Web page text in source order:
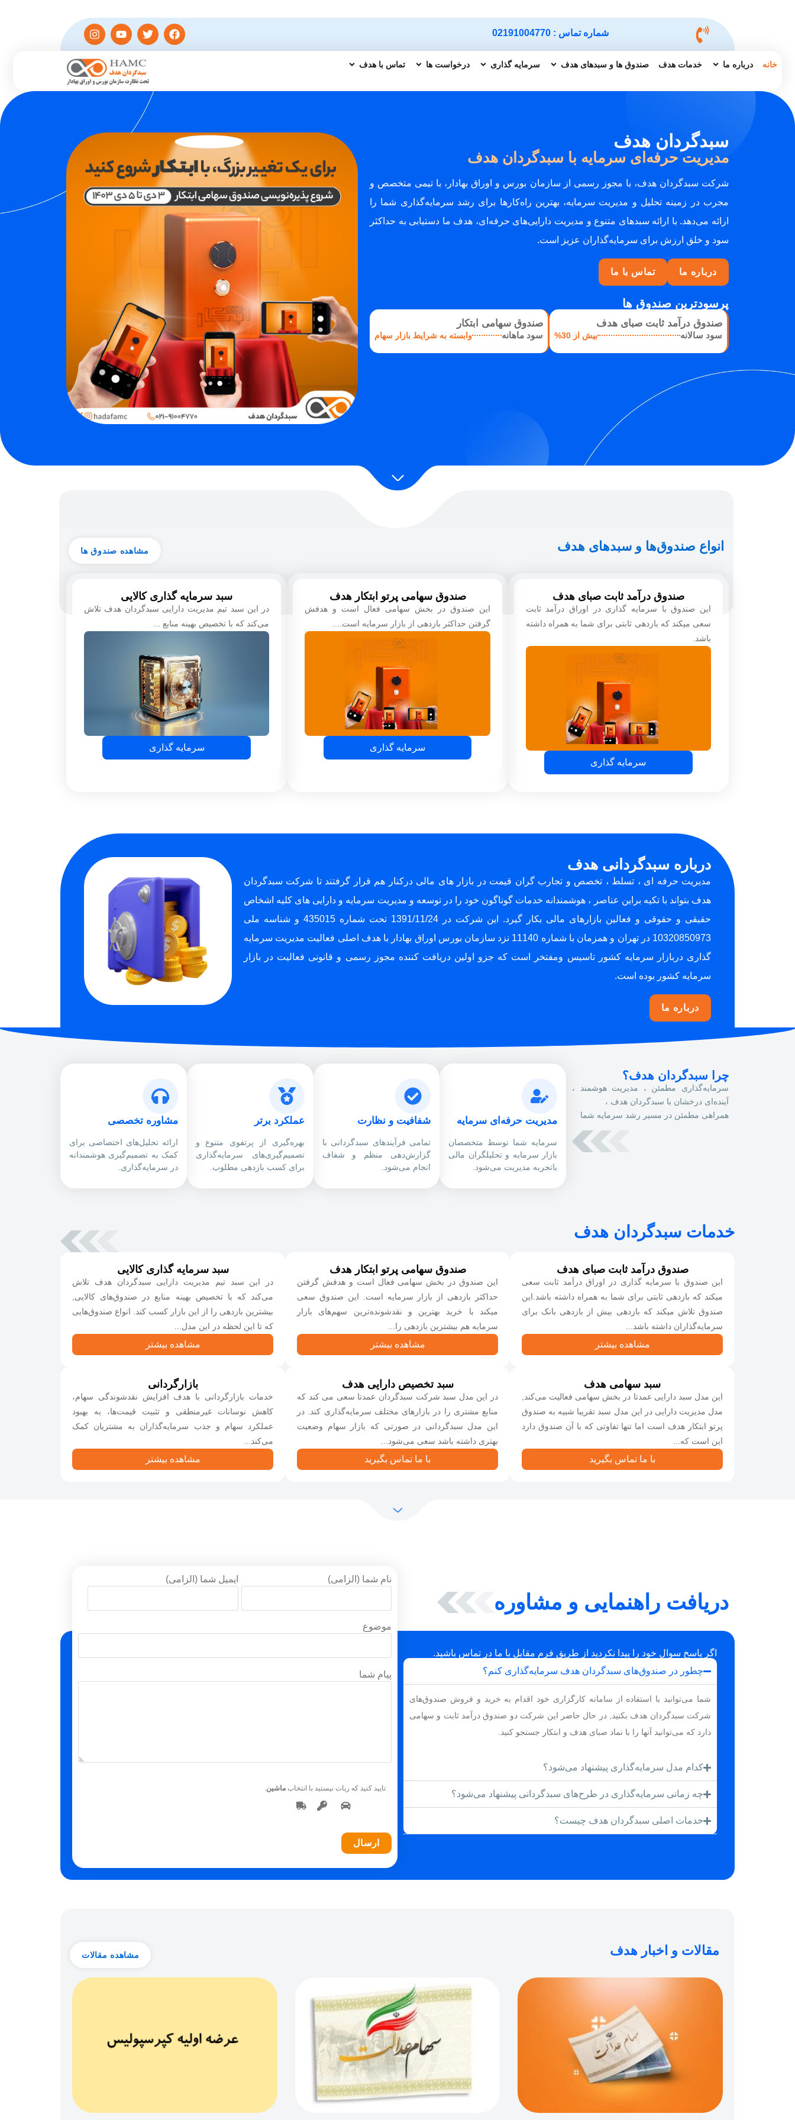
شماره تماس :02191004770
خانه درباره ما خدمات هدف صندوق ها و سبدهای هدف سرمایه گذاری درخواست ها تماس با هدف
سبدگردان هدف
مدیریت حرفه‌ای سرمایه با سبدگردان هدف
شرکت سبدگردان هدف، با مجوز رسمی از سازمان بورس و اوراق بهادار، با تیمی متخصص و
مجرب در زمینه تحلیل و مدیریت سرمایه، بهترین راه‌کارها برای رشد سرمایه‌گذاری شما را
ارائه می‌دهد. با ارائه سبدهای متنوع و مدیریت دارایی‌های حرفه‌ای، هدف ما دستیابی به حداکثر
سود و خلق ارزش برای سرمایه‌گذاران عزیز است.
درباره ما تماس با ما
پرسودترین صندوق ها
صندوق درآمد ثابت صبای هدف
سود سالانه بیش از 30%
صندوق سهامی ابتکار
سود ماهانه وابسته به شرایط بازار سهام
انواع صندوق‌ها و سبدهای هدف مشاهده صندوق ها
صندوق درآمد ثابت صبای هدف
این صندوق با سرمایه گذاری در اوراق درآمد ثابت
سعی میکند که بازدهی ثابتی برای شما به همراه داشته
باشد.
سرمایه گذاری
صندوق سهامی پرتو ابتکار هدف
این صندوق در بخش سهامی فعال است و هدفش
گرفتن حداکثر بازدهی از بازار سرمایه است....
سرمایه گذاری
سبد سرمایه گذاری کالایی
در این سبد تیم مدیریت دارایی سبدگردان هدف تلاش
می‌کند که با تخصیص بهینه منابع ...
سرمایه گذاری
درباره سبدگردانی هدف
مدیریت حرفه ای ، تسلط ، تخصص و تجارب گران قیمت در بازار های مالی درکنار هم قرار گرفتند تا شرکت سبدگردان
هدف بتواند با تکیه براین عناصر ، هوشمندانه خدمات گوناگون خود را در توسعه و مدیریت سرمایه و دارایی های کلیه اشخاص
حقیقی و حقوقی و فعالین بازارهای مالی بکار گیرد. این شرکت در 1391/11/24 تحت شماره 435015 و شناسه ملی
10320850973 در تهران و همزمان با شماره 11140 نزد سازمان بورس اوراق بهادار با هدف اصلی فعالیت مدیریت سرمایه
گذاری دربازار سرمایه کشور تاسیس ومفتخر است که جزو اولین دریافت کننده مجوز رسمی و قانونی فعالیت در بازار
سرمایه کشور بوده است.
درباره ما
چرا سبدگردان هدف؟
سرمایه‌گذاری مطمئن ، مدیریت هوشمند ،
آینده‌ای درخشان با سبدگردان هدف ،
همراهی مطمئن در مسیر رشد سرمایه شما
مدیریت حرفه‌ای سرمایه
سرمایه شما توسط متخصصان
بازار سرمایه و تحلیلگران مالی
باتجربه مدیریت می‌شود.
شفافیت و نظارت
تمامی فرآیندهای سبدگردانی با
گزارش‌دهی منظم و شفاف
انجام می‌شود.
عملکرد برتر
بهره‌گیری از پرتفوی متنوع و
تصمیم‌گیری‌های سرمایه‌گذاری
برای کسب بازدهی مطلوب.
مشاوره تخصصی
ارائه تحلیل‌های اختصاصی برای
کمک به تصمیم‌گیری هوشمندانه
در سرمایه‌گذاری.
خدمات سبدگردان هدف
صندوق درآمد ثابت صبای هدف
این صندوق با سرمایه گذاری در اوراق درآمد ثابت سعی
میکند که بازدهی ثابتی برای شما به همراه داشته باشد.این
صندوق تلاش میکند که بازدهی بیش از بازدهی بانک برای
سرمایه‌گذاران داشته باشد...
مشاهده بیشتر
صندوق سهامی پرتو ابتکار هدف
این صندوق در بخش سهامی فعال است و هدفش گرفتن
حداکثر بازدهی از بازار سرمایه است. این صندوق سعی
میکند با خرید بهترین و نقدشونده‌ترین سهم‌های بازار
سرمایه هم بیشترین بازدهی را...
مشاهده بیشتر
سبد سرمایه گذاری کالایی
در این سبد تیم مدیریت دارایی سبدگردان هدف تلاش
می‌کند که با تخصیص بهینه منابع در صندوق‌های کالایی,
بیشترین بازدهی را از این بازار کسب کند. انواع صندوق‌هایی
که تا این لحظه در این مدل...
مشاهده بیشتر
سبد سهامی هدف
این مدل سبد دارایی عمدتا در بخش سهامی فعالیت می‌کند,
مدل مدیریت دارایی در این مدل سبد تقریبا شبیه به صندوق
پرتو ابتکار هدف است اما تنها تفاوتی که با آن صندوق دارد
این است که...
با ما تماس بگیرید
سبد تخصیص دارایی هدف
در این مدل سبد شرکت سبدگردان عمدتا سعی می کند که
منابع مشتری را در بازارهای مختلف سرمایه‌گذاری کند. در
این مدل سبدگردانی در صورتی که بازار سهام وضعیت
بهتری داشته باشد سعی می‌شود...
با ما تماس بگیرید
بازارگردانی
خدمات بازارگردانی با هدف افزایش نقدشوندگی سهام،
کاهش نوسانات غیرمنطقی و تثبیت قیمت‌ها، به بهبود
عملکرد سهام و جذب سرمایه‌گذاران به مشتریان کمک
می‌کند...
مشاهده بیشتر
دریافت راهنمایی و مشاوره
اگر پاسخ سوال خود را پیدا نکردید از طریق فرم مقابل با ما در تماس باشید.
چطور در صندوق‌های سبدگردان هدف سرمایه‌گذاری کنم؟
شما می‌توانید با استفاده از سامانه کارگزاری خود اقدام به خرید و فروش صندوق‌های
شرکت سبدگردان هدف بکنید, در حال حاضر این شرکت دو صندوق درآمد ثابت و سهامی
دارد که می‌توانید آنها را با نماد صبای هدف و ابتکار جستجو کنید.
کدام مدل سرمایه‌گذاری پیشنهاد می‌شود؟
چه زمانی سرمایه‌گذاری در طرح‌های سبدگردانی پیشنهاد می‌شود؟
خدمات اصلی سبدگردان هدف چیست؟
نام شما (الزامی) ایمیل شما (الزامی)
موضوع
پیام شما
تایید کنید که ربات نیستید با انتخاب ماشین.
مقالات و اخبار هدف مشاهده مقالات